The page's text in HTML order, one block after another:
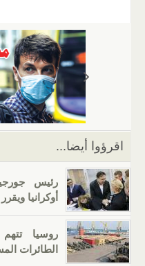
k
er
e
dI
n
g
er
اقرؤوا أيضا...
رئيس
أوكرانيا
روسيا
الطائرات